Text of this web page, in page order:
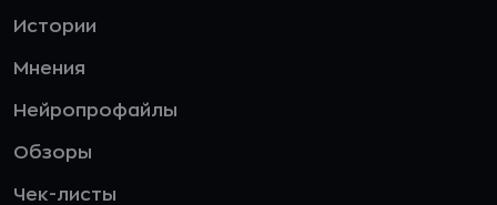
Истории
Мнения
Нейропрофайлы
Обзоры
Чек-листы